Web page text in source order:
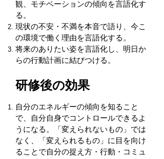
観、モチベーションの傾向を言語化す
る。
現状の不安・不満を本音で語り、今こ
の環境で働く理由を言語化する。
将来のありたい姿を言語化し、明日か
らの行動計画に結びつける。
研修後の効果
自分のエネルギーの傾向を知ること
で、自分自身でコントロールできるよ
うになる。
「変えられないもの」では
なく、「変えられるもの」に目を向け
ることで自分の捉え方・行動・コミュ